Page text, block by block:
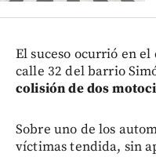
El suceso ocurrió en
calle 32 del barrio
colisión de dos
Sobre uno de los
víctimas tendida, sin